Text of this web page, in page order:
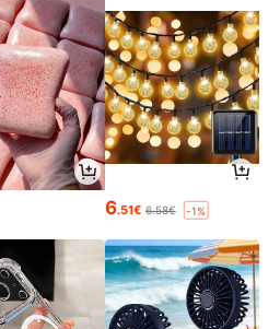
6.51€ 6.58€ -1%